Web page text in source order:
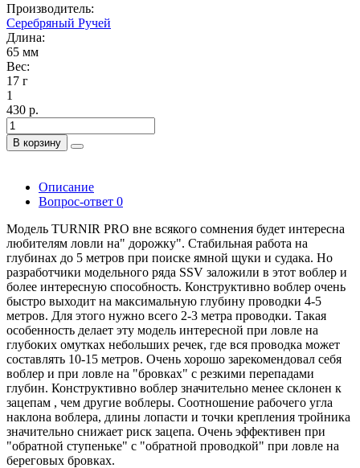
Производитель:
Серебряный Ручей
Длина:
65 мм
Вес:
17 г
1
430 р.
В корзину
Описание
Вопрос-ответ 0
Модель TURNIR PRO вне всякого сомнения будет интересна
любителям ловли на" дорожку". Стабильная работа на
глубинах до 5 метров при поиске ямной щуки и судака. Но
разработчики модельного ряда SSV заложили в этот воблер и
более интересную способность. Конструктивно воблер очень
быстро выходит на максимальную глубину проводки 4-5
метров. Для этого нужно всего 2-3 метра проводки. Такая
особенность делает эту модель интересной при ловле на
глубоких омутках небольших речек, где вся проводка может
составлять 10-15 метров. Очень хорошо зарекомендовал себя
воблер и при ловле на "бровках" с резкими перепадами
глубин. Конструктивно воблер значительно менее склонен к
зацепам , чем другие воблеры. Соотношение рабочего угла
наклона воблера, длины лопасти и точки крепления тройника
значительно снижает риск зацепа. Очень эффективен при
"обратной ступеньке" с "обратной проводкой" при ловле на
береговых бровках.